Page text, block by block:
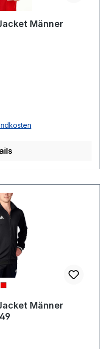
Männer
Männer